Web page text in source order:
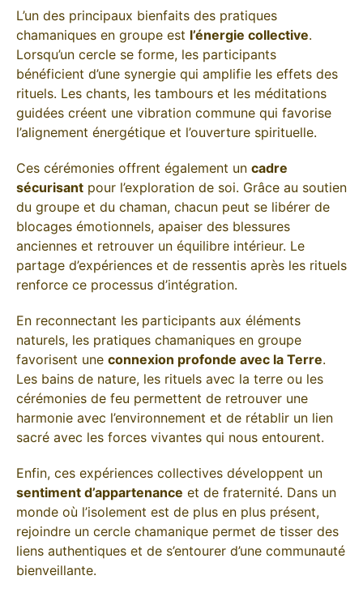
L’un des principaux bienfaits des pratiques
chamaniques en groupe est l’énergie collective.
Lorsqu’un cercle se forme, les participants
bénéficient d’une synergie qui amplifie les effets des
rituels. Les chants, les tambours et les méditations
guidées créent une vibration commune qui favorise
l’alignement énergétique et l’ouverture spirituelle.
Ces cérémonies offrent également un cadre
sécurisant pour l’exploration de soi. Grâce au soutien
du groupe et du chaman, chacun peut se libérer de
blocages émotionnels, apaiser des blessures
anciennes et retrouver un équilibre intérieur. Le
partage d’expériences et de ressentis après les rituels
renforce ce processus d’intégration.
En reconnectant les participants aux éléments
naturels, les pratiques chamaniques en groupe
favorisent une connexion profonde avec la Terre.
Les bains de nature, les rituels avec la terre ou les
cérémonies de feu permettent de retrouver une
harmonie avec l’environnement et de rétablir un lien
sacré avec les forces vivantes qui nous entourent.
Enfin, ces expériences collectives développent un
sentiment d’appartenance et de fraternité. Dans un
monde où l’isolement est de plus en plus présent,
rejoindre un cercle chamanique permet de tisser des
liens authentiques et de s’entourer d’une communauté
bienveillante.